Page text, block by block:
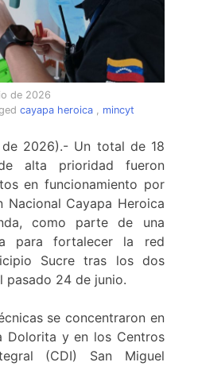
de 2026
cayapa heroica, mincyt
2026).- Un total de 18
alta prioridad fueron
en funcionamiento por
Nacional Cayapa Heroica
como parte de una
para fortalecer la red
Sucre tras los dos
pasado 24 de junio.
se concentraron en
Dolorita y en los Centros
(CDI) San Miguel